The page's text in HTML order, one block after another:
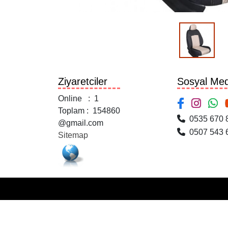
Ziyaretciler
Online : 1
Toplam : 154860
@gmail.com
Sitemap
Sosyal
0535 670
0507 543